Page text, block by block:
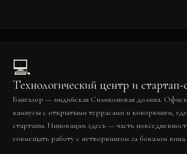
💻
Технологический центр и стартап-
Бангалор — индийская Силиконовая долина.
кампусы с открытыми террасами и коворкинги,
стартапы. Инновации здесь — часть
совмещать работу с нетворкингом за бокалом вина.